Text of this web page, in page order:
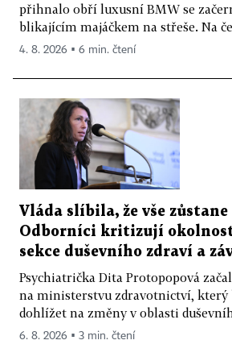
přihnalo obří luxusní BMW se
blikajícím majáčkem na střeše. Na
4. 8. 2026 ▪ 6 min. čtení
Vláda slíbila, že vše
Odborníci kritizují
sekce duševního zdraví a
Psychiatrička Dita Protopopová
na ministerstvu zdravotnictví, který
dohlížet na změny v oblasti
6. 8. 2026 ▪ 3 min. čtení